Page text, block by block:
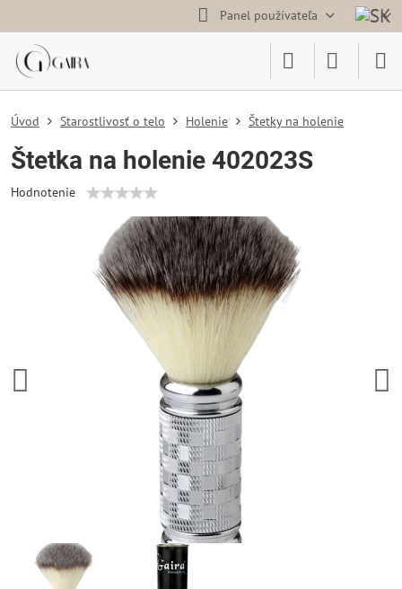
Panel používateľa
Úvod Starostlivosť o telo Holenie Štetky na holenie
Štetka na holenie 402023S
Hodnotenie